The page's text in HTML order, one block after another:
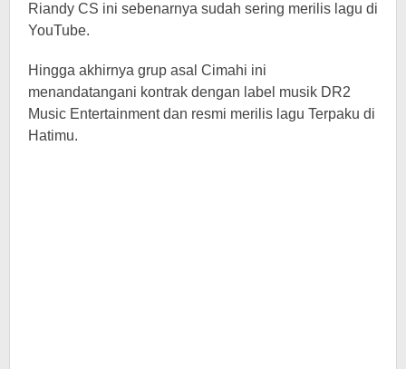
Riandy CS ini sebenarnya sudah sering merilis lagu di
YouTube.
Hingga akhirnya grup asal Cimahi ini
menandatangani kontrak dengan label musik DR2
Music Entertainment dan resmi merilis lagu Terpaku di
Hatimu.